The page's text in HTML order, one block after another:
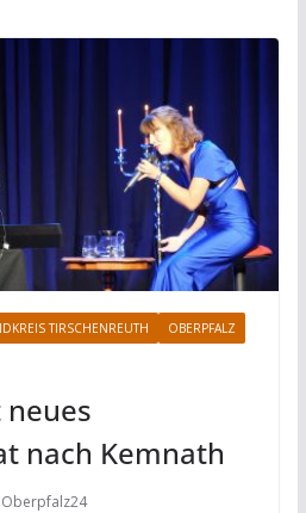
TIRSCHENREUTH
OBERPFALZ
neues
nach Kemnath